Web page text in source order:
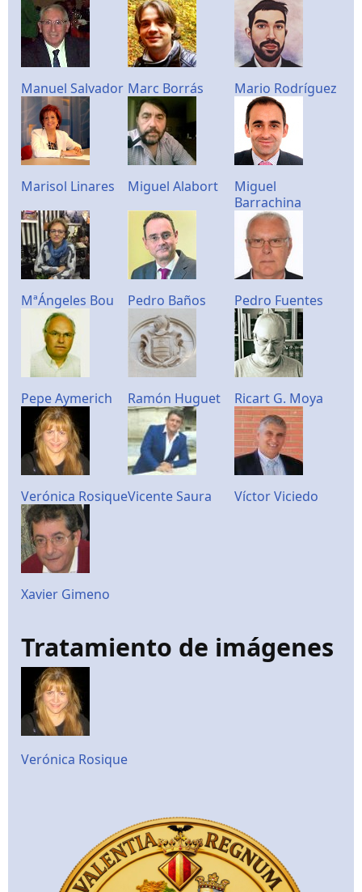
Manuel Salvador Marc Borrás Mario Rodríguez
Marisol Linares Miguel Alabort
Miguel
Barrachina
MªÁngeles Bou Pedro Baños Pedro Fuentes
Pepe Aymerich Ramón Huguet Ricart G. Moya
Verónica RosiqueVicente Saura Víctor Viciedo
Xavier Gimeno
Tratamiento de imágenes
Verónica Rosique